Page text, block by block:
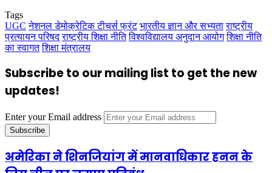
Tags
UGC नेशनल डेमोक्रेटिक टीचर्स फ्रंट भारतीय ज्ञान और सभ्यता राष्ट्रीय
प्रत्यायन परिषद राष्ट्रीय शिक्षा नीति विश्वविद्यालय अनुदान आयोग शिक्षा नीति
का स्वागत शिक्षा मंत्रालय
Subscribe to our mailing list to get the new
updates!
Enter your Email address
अमेरिका ने शिनजियांग में मानवाधिकार हनन के